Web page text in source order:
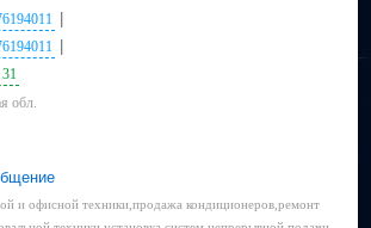
31
обл.
и офисной техники,продажа кондиционеров,ремонт